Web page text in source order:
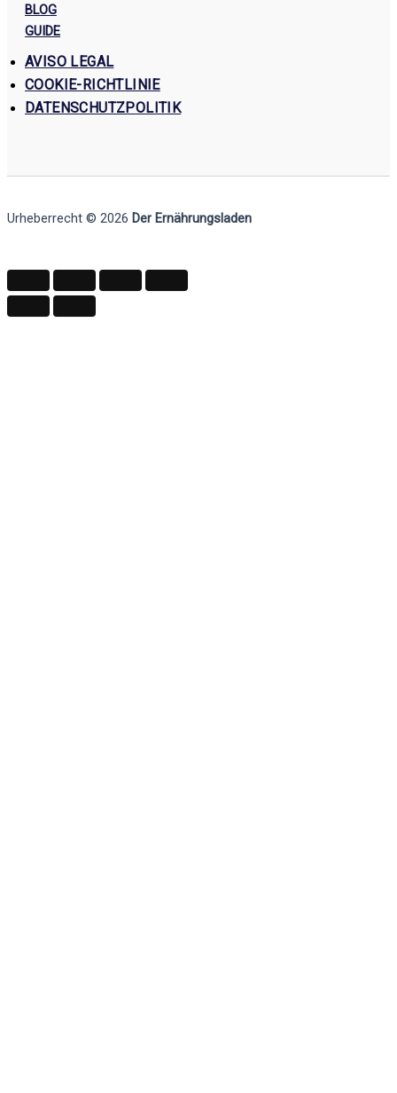
BLOG
GUIDE
AVISO LEGAL
COOKIE-RICHTLINIE
DATENSCHUTZPOLITIK
Urheberrecht © 2026 Der Ernährungsladen